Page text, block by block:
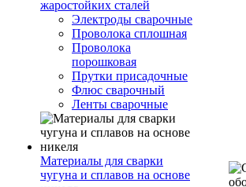
жаростойких сталей
Электроды сварочные
Проволока сплошная
Проволока
порошковая
Прутки присадочные
Флюс сварочный
Ленты сварочные
Материалы для сварки
чугуна и сплавов на основе